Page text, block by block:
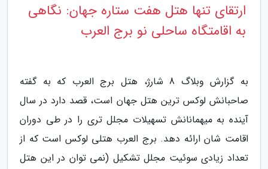
ارتقای تنها هتل هفت ستاره جهان: نگاهی
به اقامتگاه ساحلی نو برج العرب
به گزارش وبلاگ 8 شارژ، هتل برج العرب که به گفته
صاحبانش لوکس ترین هتل جهان است، قصد دارد در سال
آینده به میهمانانش تسهیلات مجلل تری را در طی دوران
اقامت شان ارائه دهد. برج العرب هتلی لوکس است که از
تعداد زیادی سوئیت مجلل تشکیل (نمی توان در این هتل